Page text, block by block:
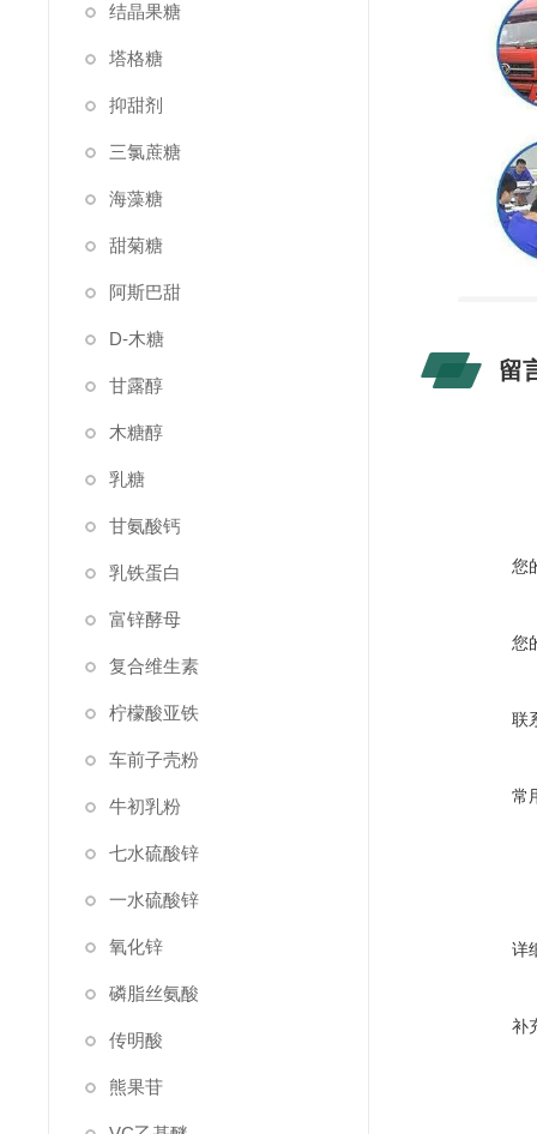
结晶果糖
塔格糖
抑甜剂
三氯蔗糖
海藻糖
甜菊糖
阿斯巴甜
D-木糖
甘露醇
木糖醇
乳糖
甘氨酸钙
乳铁蛋白
富锌酵母
复合维生素
柠檬酸亚铁
车前子壳粉
牛初乳粉
七水硫酸锌
一水硫酸锌
氧化锌
磷脂丝氨酸
传明酸
熊果苷
留
您
您
联
常
详
补